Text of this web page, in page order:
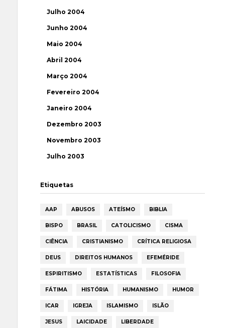
Julho 2004
Junho 2004
Maio 2004
Abril 2004
Março 2004
Fevereiro 2004
Janeiro 2004
Dezembro 2003
Novembro 2003
Julho 2003
Etiquetas
AAP ABUSOS ATEÍSMO BIBLIA
BISPO BRASIL CATOLICISMO CISMA
CIÊNCIA CRISTIANISMO CRÍTICA RELIGIOSA
DEUS DIREITOS HUMANOS EFEMÉRIDE
ESPIRITISMO ESTATÍSTICAS FILOSOFIA
FÁTIMA HISTÓRIA HUMANISMO HUMOR
ICAR IGREJA ISLAMISMO ISLÃO
JESUS LAICIDADE LIBERDADE